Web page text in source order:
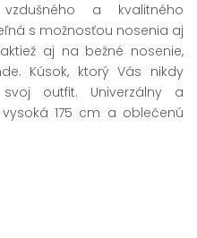
a kvalitného
s možnosťou nosenia aj
aj na bežné nosenie,
Kúsok, ktorý Vás nikdy
outfit. Univerzálny a
175 cm a oblečenú